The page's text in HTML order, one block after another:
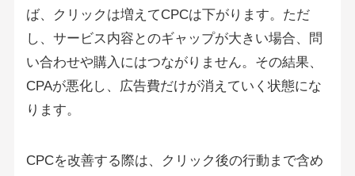
ば、クリックは増えてCPCは下がります。ただ
し、サービス内容とのギャップが大きい場合、問
い合わせや購入にはつながりません。その結果、
CPAが悪化し、広告費だけが消えていく状態にな
ります。
CPCを改善する際は、クリック後の行動まで含め